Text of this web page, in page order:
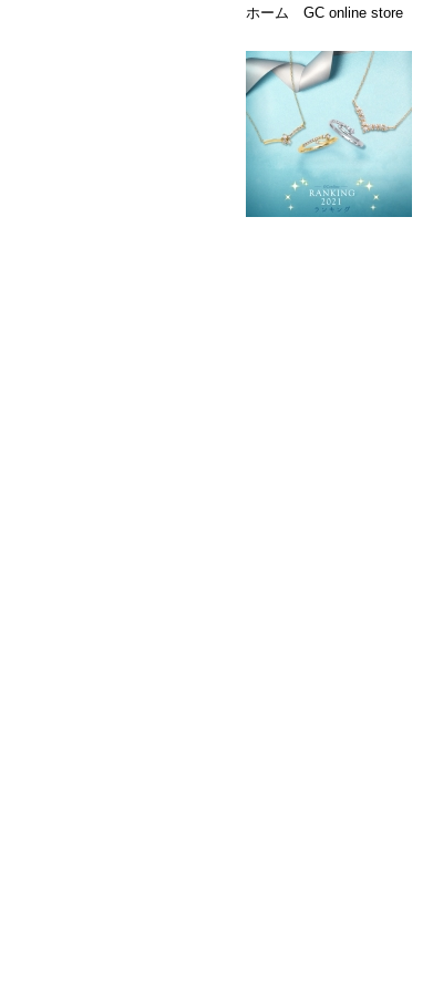
ホーム GC online store